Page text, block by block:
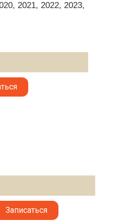
2021, 2022, 2023,
Записаться